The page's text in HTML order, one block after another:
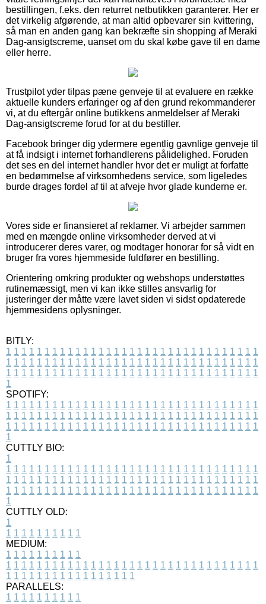
bestillingen, f.eks. den returret netbutikken garanterer. Her er
det virkelig afgørende, at man altid opbevarer sin kvittering,
så man en anden gang kan bekræfte sin shopping af Meraki
Dag-ansigtscreme, uanset om du skal købe gave til en dame
eller herre.
Trustpilot yder tilpas pæne genveje til at evaluere en række
aktuelle kunders erfaringer og af den grund rekommanderer
vi, at du eftergår online butikkens anmeldelser af Meraki
Dag-ansigtscreme forud for at du bestiller.
Facebook bringer dig ydermere egentlig gavnlige genveje til
at få indsigt i internet forhandlerens pålidelighed. Foruden
det ses en del internet handler hvor det er muligt at forfatte
en bedømmelse af virksomhedens service, som ligeledes
burde drages fordel af til at afveje hvor glade kunderne er.
Vores side er finansieret af reklamer. Vi arbejder sammen
med en mængde online virksomheder derved at vi
introducerer deres varer, og modtager honorar for så vidt en
bruger fra vores hjemmeside fuldfører en bestilling.
Orientering omkring produkter og webshops understøttes
rutinemæssigt, men vi kan ikke stilles ansvarlig for
justeringer der måtte være lavet siden vi sidst opdaterede
hjemmesidens oplysninger.
BITLY:
1 1 1 1 1 1 1 1 1 1 1 1 1 1 1 1 1 1 1 1 1 1 1 1 1 1 1 1 1 1 1 1 1
1 1 1 1 1 1 1 1 1 1 1 1 1 1 1 1 1 1 1 1 1 1 1 1 1 1 1 1 1 1 1 1 1
1 1 1 1 1 1 1 1 1 1 1 1 1 1 1 1 1 1 1 1 1 1 1 1 1 1 1 1 1 1 1 1 1
1
SPOTIFY:
1 1 1 1 1 1 1 1 1 1 1 1 1 1 1 1 1 1 1 1 1 1 1 1 1 1 1 1 1 1 1 1 1
1 1 1 1 1 1 1 1 1 1 1 1 1 1 1 1 1 1 1 1 1 1 1 1 1 1 1 1 1 1 1 1 1
1 1 1 1 1 1 1 1 1 1 1 1 1 1 1 1 1 1 1 1 1 1 1 1 1 1 1 1 1 1 1 1 1
1
CUTTLY BIO:
1
1 1 1 1 1 1 1 1 1 1 1 1 1 1 1 1 1 1 1 1 1 1 1 1 1 1 1 1 1 1 1 1 1
1 1 1 1 1 1 1 1 1 1 1 1 1 1 1 1 1 1 1 1 1 1 1 1 1 1 1 1 1 1 1 1 1
1 1 1 1 1 1 1 1 1 1 1 1 1 1 1 1 1 1 1 1 1 1 1 1 1 1 1 1 1 1 1 1 1
1
CUTTLY OLD:
1
1 1 1 1 1 1 1 1 1 1
MEDIUM:
1 1 1 1 1 1 1 1 1 1
1 1 1 1 1 1 1 1 1 1 1 1 1 1 1 1 1 1 1 1 1 1 1 1 1 1 1 1 1 1 1 1 1
1 1 1 1 1 1 1 1 1 1 1 1 1 1 1 1 1
PARALLELS:
1 1 1 1 1 1 1 1 1 1